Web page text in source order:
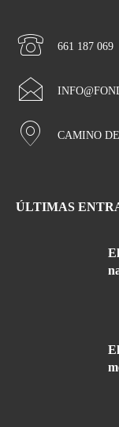
661 187 069
CAMINO
ÚLTIMAS